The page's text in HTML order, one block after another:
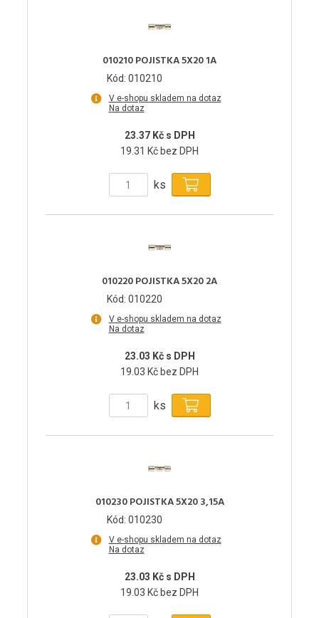
010210 POJISTKA 5X20 1A
Kód: 010210
V e-shopu skladem na dotaz
Na dotaz
23.37 Kč s DPH
19.31 Kč bez DPH
ks
010220 POJISTKA 5X20 2A
Kód: 010220
V e-shopu skladem na dotaz
Na dotaz
23.03 Kč s DPH
19.03 Kč bez DPH
ks
010230 POJISTKA 5X20 3,15A
Kód: 010230
V e-shopu skladem na dotaz
Na dotaz
23.03 Kč s DPH
19.03 Kč bez DPH